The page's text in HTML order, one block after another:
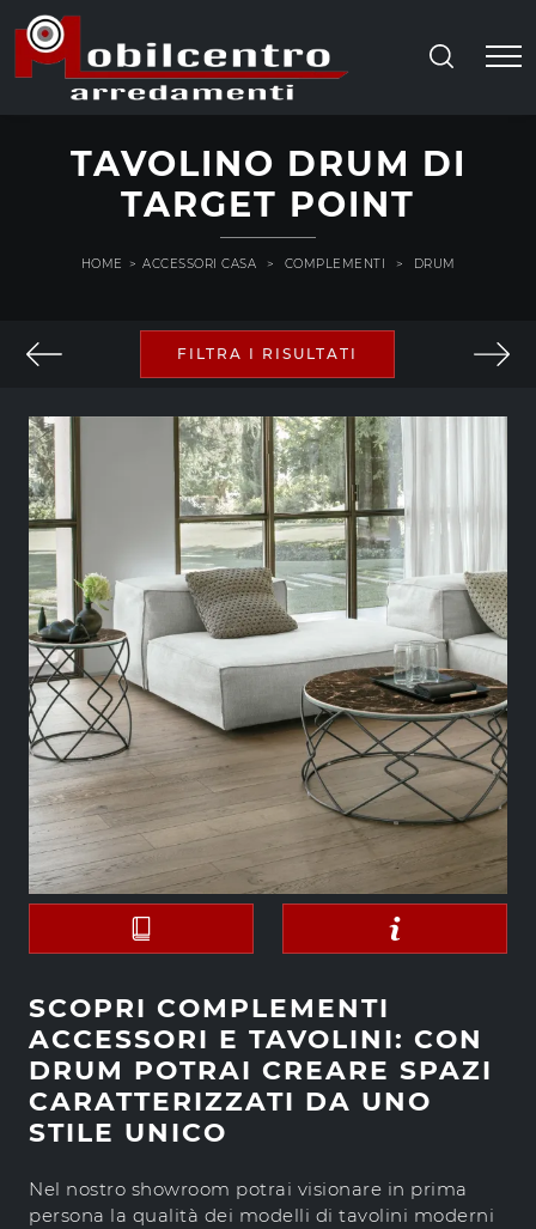
TAVOLINO DRUM DI
TARGET POINT
HOME > ACCESSORI CASA > COMPLEMENTI > DRUM
FILTRA I RISULTATI
SCOPRI COMPLEMENTI
ACCESSORI E TAVOLINI: CON
DRUM POTRAI CREARE SPAZI
CARATTERIZZATI DA UNO
STILE UNICO
Nel nostro showroom potrai visionare in prima
persona la qualità dei modelli di tavolini moderni